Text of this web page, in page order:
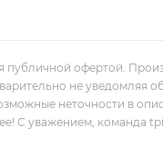
публичной офертой.
не уведомляя
неточности в
С уважением, команда